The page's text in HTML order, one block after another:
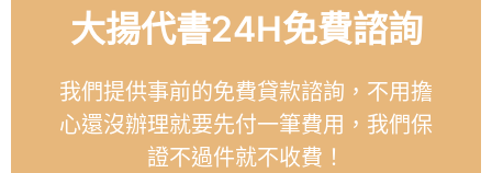
大揚代書24H免費諮詢
我們提供事前的免費貸款諮詢，不用擔
心還沒辦理就要先付一筆費用，我們保
證不過件就不收費！